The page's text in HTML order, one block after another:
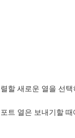
할 새로운 열을 선
트 열은 보내기할